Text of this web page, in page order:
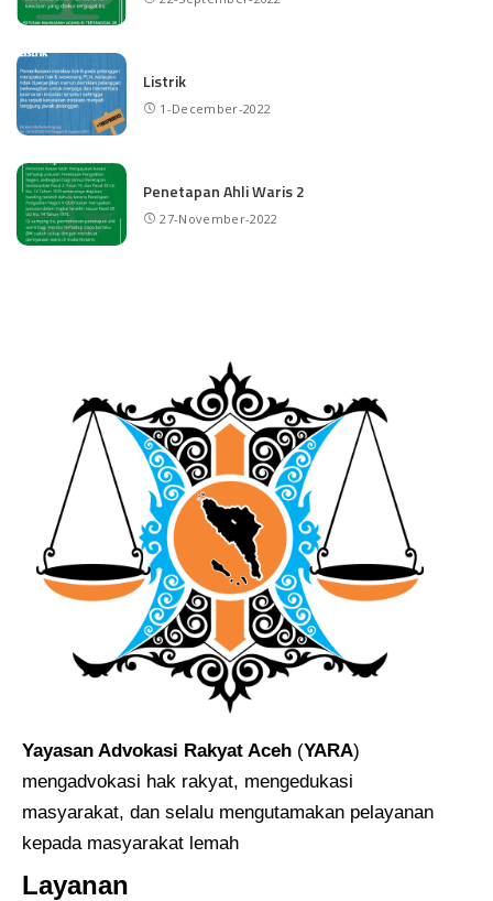
Listrik
1-December-2022
Penetapan Ahli Waris 2
27-November-2022
Yayasan Advokasi Rakyat Aceh (YARA)
mengadvokasi hak rakyat, mengedukasi
masyarakat, dan selalu mengutamakan pelayanan
kepada masyarakat lemah
Layanan